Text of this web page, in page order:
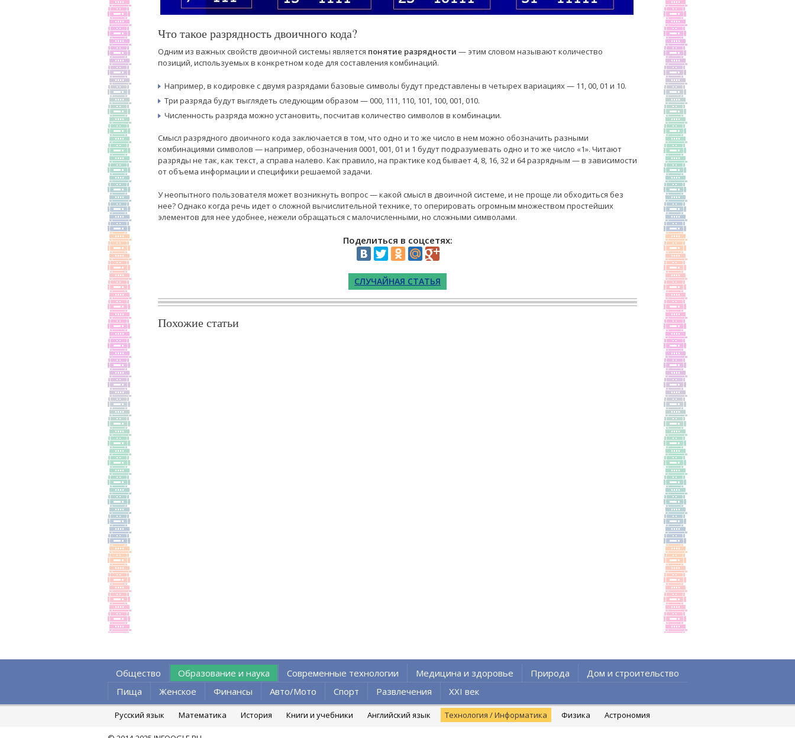
Что такое разрядность двоичного кода?
Одним из важных свойств двоичной системы является понятие разрядности — этим словом называют количество
позиций, используемых в конкретном коде для составления комбинаций.
Например, в кодировке с двумя разрядами базовые символы будут представлены в четырех вариациях — 11, 00, 01 и 10.
Три разряда будут выглядеть следующим образом — 000, 111, 110, 101, 100, 001, 010.
Численность разряда можно установить, посчитав количество символов в комбинации.
Смысл разрядного двоичного кода заключается в том, что одно и то же число в нем можно обозначить разными
комбинациями символов — например, обозначения 0001, 001, 01 и 1 будут подразумевать одно и то же число «1». Читают
разряды не так, как текст, а справа налево. Как правило, на практике код бывает 4, 8, 16, 32 и 64 разрядным — в зависимости
от объема информации и специфики решаемой задачи.
У неопытного пользователя может возникнуть вопрос — какой смысл в двоичной системе, и не проще ли обходиться без
нее? Однако когда речь идет о сложной вычислительной технике, то оперировать огромным множеством простейших
элементов для нее удобнее, нежели обращаться с малочисленными, но сложными символами.
Поделиться в соцсетях:
СЛУЧАЙНАЯ СТАТЬЯ
Похожие статьи
Общество Образование и наука Современные технологии Медицина и здоровье Природа
Дом и строительство
Пища
Женское Финансы Авто/Мото Спорт Развлечения XXI век
Русский язык Математика История Книги и учебники Английский язык Технология / Информатика Физика Астрономия